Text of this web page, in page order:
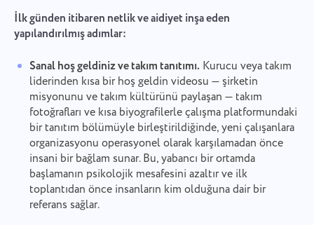
İlk günden itibaren netlik ve aidiyet inşa eden
yapılandırılmış adımlar:
Sanal hoş geldiniz ve takım tanıtımı. Kurucu veya takım
liderinden kısa bir hoş geldin videosu — şirketin
misyonunu ve takım kültürünü paylaşan — takım
fotoğrafları ve kısa biyografilerle çalışma platformundaki
bir tanıtım bölümüyle birleştirildiğinde, yeni çalışanlara
organizasyonu operasyonel olarak karşılamadan önce
insani bir bağlam sunar. Bu, yabancı bir ortamda
başlamanın psikolojik mesafesini azaltır ve ilk
toplantıdan önce insanların kim olduğuna dair bir
referans sağlar.